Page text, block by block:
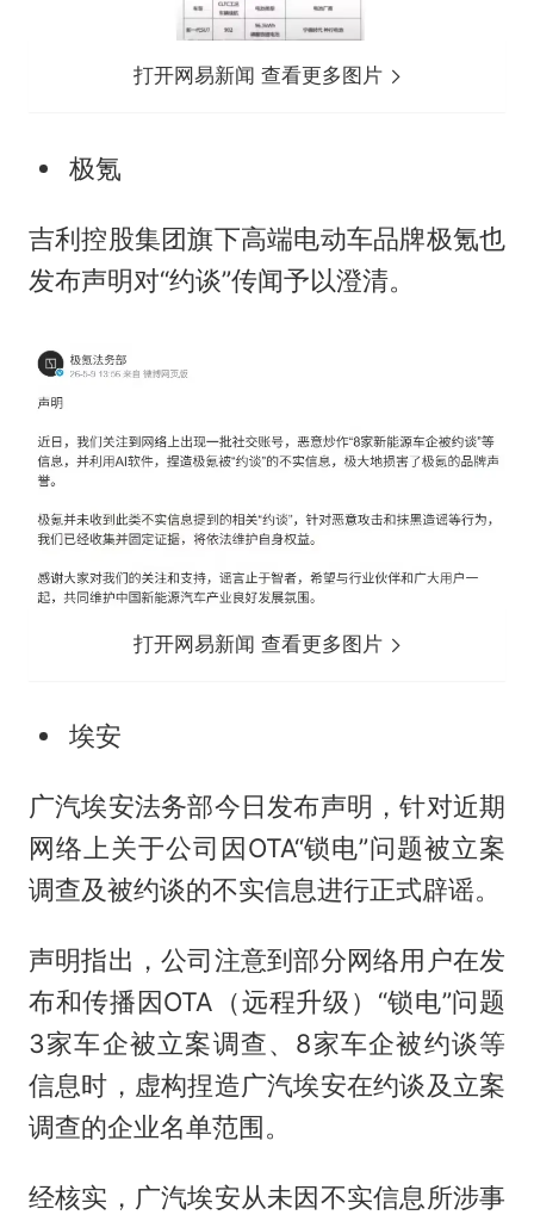
打开网易新闻 查看更多图片
极氪
吉利控股集团旗下高端电动车品牌极氪也
发布声明对“约谈”传闻予以澄清。
打开网易新闻 查看更多图片
埃安
广汽埃安法务部今日发布声明，针对近期
网络上关于公司因OTA“锁电”问题被立案
调查及被约谈的不实信息进行正式辟谣。
声明指出，公司注意到部分网络用户在发
布和传播因OTA（远程升级）“锁电”问题
3家车企被立案调查、8家车企被约谈等
信息时，虚构捏造广汽埃安在约谈及立案
调查的企业名单范围。
经核实，广汽埃安从未因不实信息所涉事